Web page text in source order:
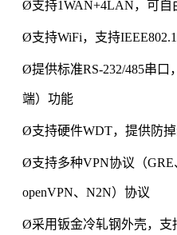
Ø支持1WAN+4LAN， 可自
Ø支持WiFi，支持
Ø提供标准RS-232/485串
端）功能
Ø支持硬件WDT，提供防
Ø支持多种VPN协议（GRE
openVPN、 N2N）协议
Ø采用钣金冷轧钢外壳， 支